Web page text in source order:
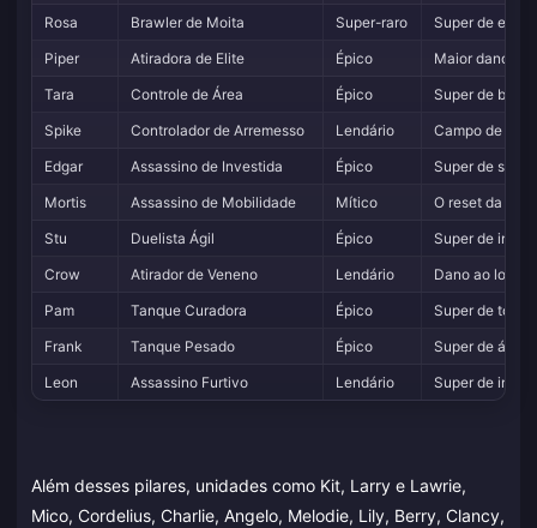
Rosa
Brawler de Moita Super-raro
Super de
Piper
Atiradora de Elite Épico
Maior dano no
Tara
Controle de Área Épico
Super de
Spike
Controlador de Arremesso Lendário
Campo de
Edgar
Assassino de Investida Épico
Super de salto
Mortis
Assassino de Mobilidade Mítico
O reset da
Stu
Duelista Ágil Épico
Super de
Crow
Atirador de Veneno Lendário
Dano ao longo
Pam
Tanque Curadora Épico
Super de torre
Frank
Tanque Pesado Épico
Super de área
Leon
Assassino Furtivo Lendário Super de
Além desses pilares, unidades como Kit, Larry e Lawrie,
Mico, Cordelius, Charlie, Angelo, Melodie, Lily, Berry, Clancy,